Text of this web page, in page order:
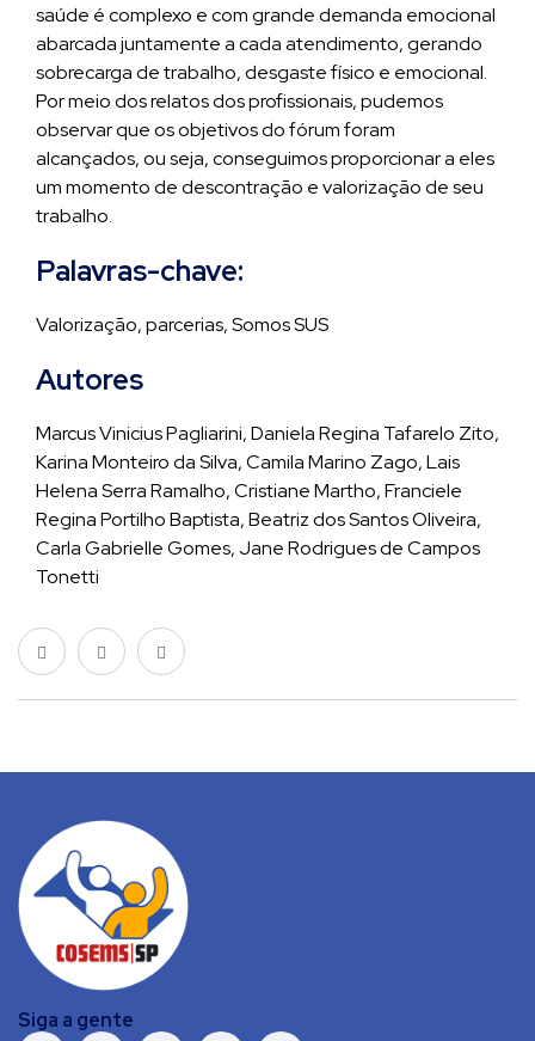
saúde é complexo e com grande demanda emocional
abarcada juntamente a cada atendimento, gerando
sobrecarga de trabalho, desgaste físico e emocional.
Por meio dos relatos dos profissionais, pudemos
observar que os objetivos do fórum foram
alcançados, ou seja, conseguimos proporcionar a eles
um momento de descontração e valorização de seu
trabalho.
Palavras-chave:
Valorização, parcerias, Somos SUS
Autores
Marcus Vinicius Pagliarini, Daniela Regina Tafarelo Zito,
Karina Monteiro da Silva, Camila Marino Zago, Lais
Helena Serra Ramalho, Cristiane Martho, Franciele
Regina Portilho Baptista, Beatriz dos Santos Oliveira,
Carla Gabrielle Gomes, Jane Rodrigues de Campos
Tonetti
Siga a gente